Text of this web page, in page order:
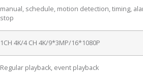
manual, schedule, motion detection, timing,
stop
1CH 4K/4 CH 4K/9*3MP/16*1080P
Regular playback, event playback